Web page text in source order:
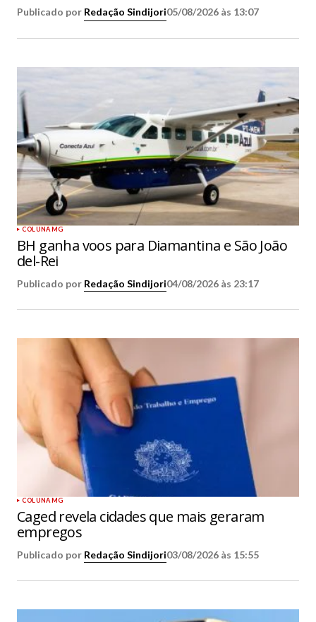
Publicado por Redação Sindijori05/08/2026 às 13:07
COLUNA MG
BH ganha voos para Diamantina e São João
del-Rei
Publicado por Redação Sindijori04/08/2026 às 23:17
COLUNA MG
Caged revela cidades que mais geraram
empregos
Publicado por Redação Sindijori03/08/2026 às 15:55